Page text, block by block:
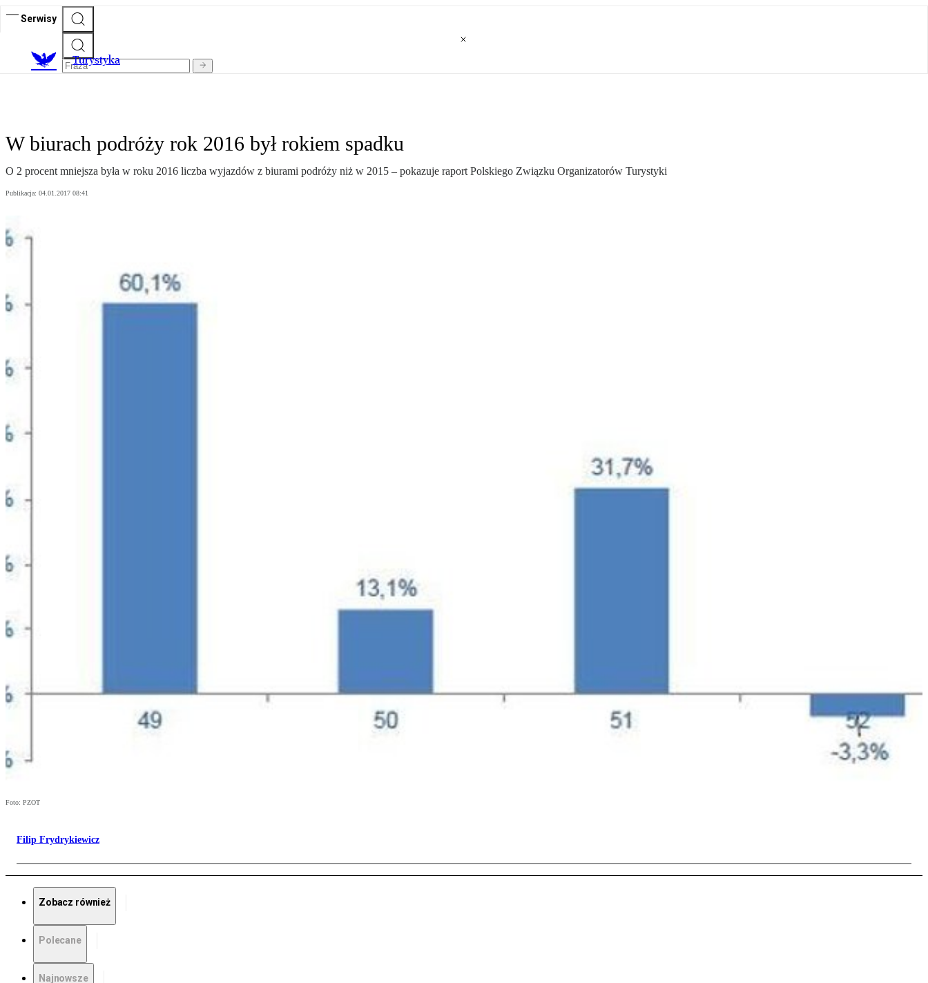
Serwisy
Turystyka
W biurach podróży rok 2016 był rokiem spadku
O 2 procent mniejsza była w roku 2016 liczba wyjazdów z biurami podróży niż w 2015 – pokazuje raport Polskiego Związku Organizatorów Turystyki
Publikacja: 04.01.2017 08:41
Foto: PZOT
Filip Frydrykiewicz
Zobacz również
Polecane
Najnowsze